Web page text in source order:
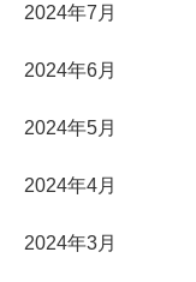
2024年7月
2024年6月
2024年5月
2024年4月
2024年3月